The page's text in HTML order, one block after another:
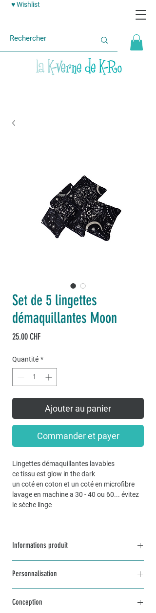
♥ Wishlist
Set de 5 lingettes
démaquillantes Moon
25.00 CHFPrix
Quantité *
Ajouter au panier
Commander et payer
Lingettes démaquillantes lavables
ce tissu est glow in the dark
un coté en coton et un coté en microfibre
lavage en machine a 30 - 40 ou 60... évitez
le sèche linge
Informations produit
en microfibre rose
Personnalisation
et sur mesure, n’hésitez pas à me contacter
Conception